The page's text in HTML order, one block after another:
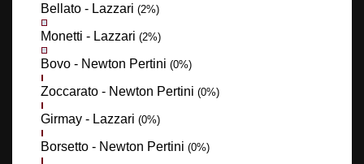
Bellato - Lazzari (2%)
Monetti - Lazzari (2%)
Bovo - Newton Pertini (0%)
Zoccarato - Newton Pertini (0%)
Girmay - Lazzari (0%)
Borsetto - Newton Pertini (0%)